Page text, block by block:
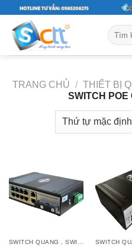
content
Tìm
kiếm:
TRANG CHỦ / THIẾT BỊ
SWITCH POE